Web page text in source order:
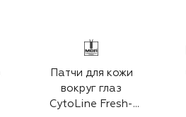
Патчи для кожи
вокруг глаз
CytoLine Fresh-